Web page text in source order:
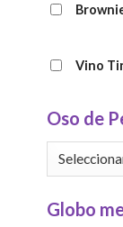
Vino
Oso de
Globo